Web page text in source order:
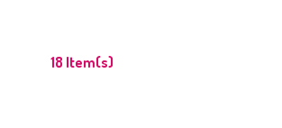
18 Item(s)